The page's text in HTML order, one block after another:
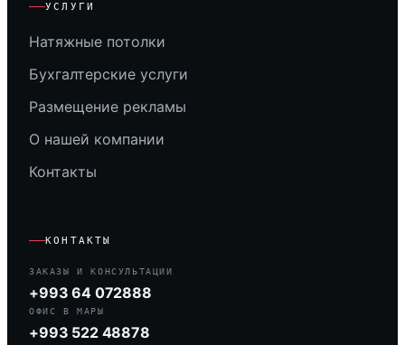
УСЛУГИ
Натяжные потолки
Бухгалтерские услуги
Размещение рекламы
О нашей компании
Контакты
КОНТАКТЫ
ЗАКАЗЫ И КОНСУЛЬТАЦИИ
+993 64 072888
ОФИС В МАРЫ
+993 522 48878